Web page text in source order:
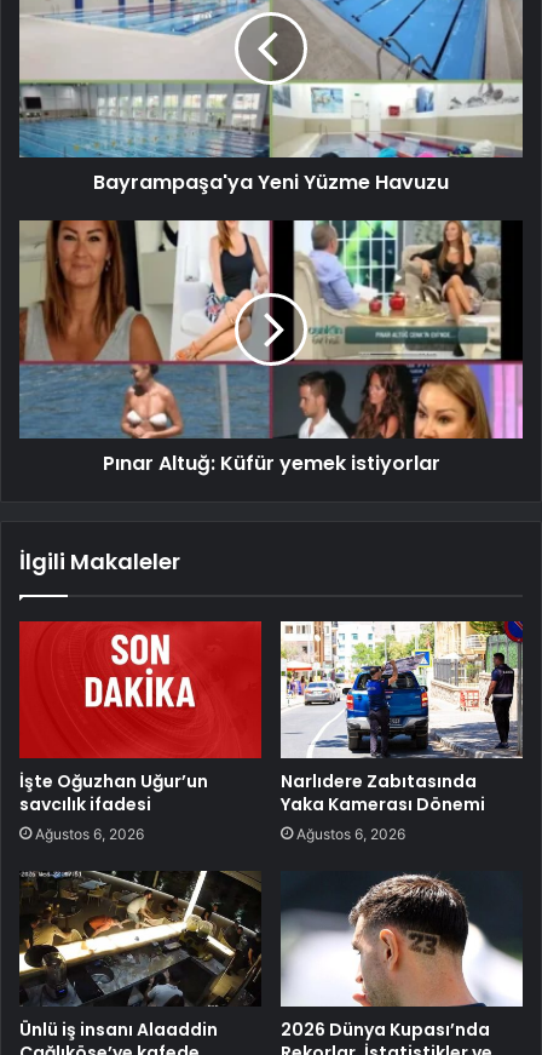
Bayrampaşa'ya Yeni Yüzme Havuzu
Pınar Altuğ: Küfür yemek istiyorlar
İlgili Makaleler
İşte Oğuzhan Uğur’un
savcılık ifadesi
Ağustos 6, 2026
Narlıdere Zabıtasında
Yaka Kamerası Dönemi
Ağustos 6, 2026
Ünlü iş insanı Alaaddin
2026 Dünya Kupası’nda